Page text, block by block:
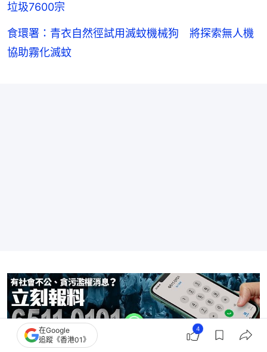
垃圾7600宗
食環署：青衣自然徑試用滅蚊機械狗 將探索無人機
協助霧化滅蚊
在Google
追蹤《香港01》
4